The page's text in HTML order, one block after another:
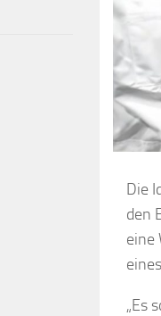
Die
den
eine
„Es